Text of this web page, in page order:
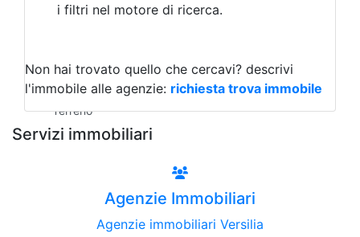
Magazzini
Qualsiasi
Terreno edificabile
Terreno
i filtri nel motore di ricerca.
Non hai trovato quello che cercavi? descrivi
l'immobile alle agenzie: richiesta trova immobile
Servizi immobiliari
Agenzie Immobiliari
Agenzie immobiliari Versilia